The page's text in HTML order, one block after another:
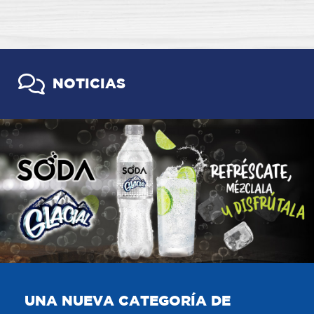
NOTICIAS
UNA NUEVA CATEGORÍA DE